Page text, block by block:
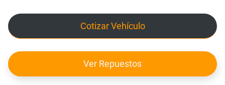
Cotizar Vehículo
Ver Repuestos